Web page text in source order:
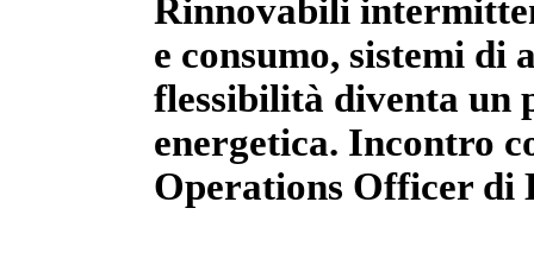
Rinnovabili
e consumo, sistemi
flessibilità diventa un
energetica. Incontro
Operations Officer di